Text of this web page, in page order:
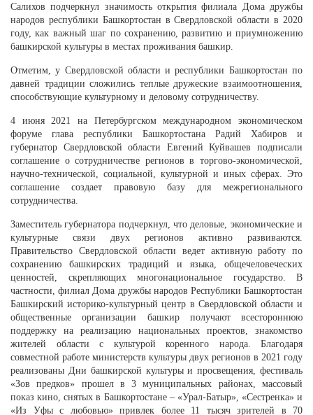
Салихов подчеркнул значимость открытия филиала Дома дружбы
народов республики Башкортостан в Свердловской области в 2020
году, как важный шаг по сохранению, развитию и приумножению
башкирской культуры в местах проживания башкир.
Отметим, у Свердловской области и республики Башкортостан по
давней традиции сложились теплые дружеские взаимоотношения,
способствующие культурному и деловому сотрудничеству.
4 июня 2021 на Петербургском международном экономическом
форуме глава республики Башкортостана Радий Хабиров и
губернатор Свердловской области Евгений Куйвашев подписали
соглашение о сотрудничестве регионов в торгово-экономической,
научно-технической, социальной, культурной и иных сферах. Это
соглашение создает правовую базу для межрегионального
сотрудничества.
Заместитель губернатора подчеркнул, что деловые, экономические и
культурные связи двух регионов активно развиваются.
Правительство Свердловской области ведет активную работу по
сохранению башкирских традиций и языка, общечеловеческих
ценностей, скрепляющих многонациональное государство. В
частности, филиал Дома дружбы народов Республики Башкортостан
Башкирский историко-культурный центр в Свердловской области и
общественные организации башкир получают всестороннюю
поддержку на реализацию национальных проектов, знакомство
жителей области с культурой коренного народа. Благодаря
совместной работе министерств культуры двух регионов в 2021 году
реализованы Дни башкирской культуры и просвещения, фестиваль
«Зов предков» прошел в 3 муниципальных районах, массовый
показ кино, снятых в Башкортостане – «Урал-Батыр», «Сестренка» и
«Из Уфы с любовью» привлек более 11 тысяч зрителей в 70